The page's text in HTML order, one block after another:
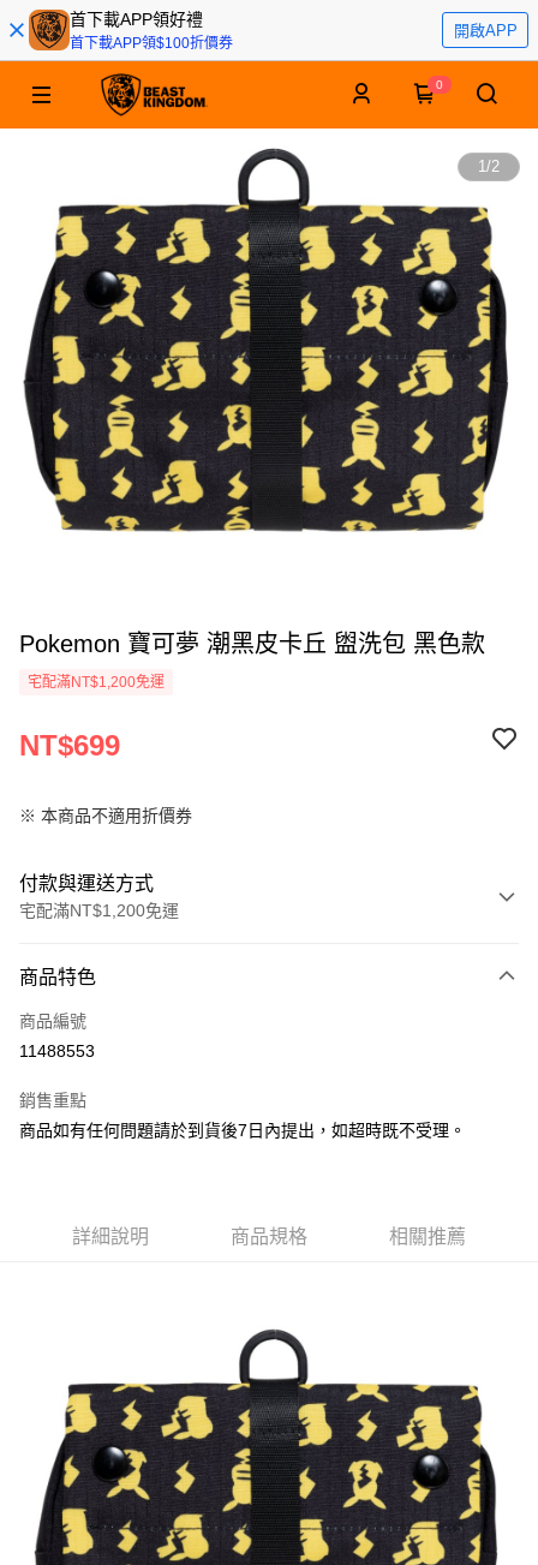
首下載APP領好禮
首下載APP領$100折價券
開啟APP
0
1/2
Pokemon 寶可夢 潮黑皮卡丘 盥洗包 黑色款
宅配滿NT$1,200免運
NT$699
※ 本商品不適用折價券
付款與運送方式
宅配滿NT$1,200免運
信用卡一次付款
LINE Pay
街口支付
1.本服務由台灣大哥大提供，台灣大哥大用戶可立即使用無須另外申請。
2.付款方式選擇「大哥付你分期」，訂單成立後會自動跳轉到大哥付的交易
流程，驗證手機門號後，選擇欲分期的期數、繳款截止日，確認付款後即完
成交易。
3.實際核准額度、可分期數及費用金額請依後續交易確認頁面所載為準。
4.訂單成立30分鐘內，如未前往確認交易或遇審核未通過，訂單將自動取
消。如遇「轉專審核」未通過狀況，表示未達大哥付你分期系統評分，恕無
法說明評估內容。
【繳款方式說明】
相關說明
【關於「AFTEE先享後付」】
AFTEE先享後付是「在收到商品之後才付款」的支付方式。 讓您購物簡單
便利好安心！
１．簡單：不需註冊會員、不需綁卡、不需儲值。
２．便利：只要手機號碼，簡訊認證，即可結帳。
３．安心：先確認商品／服務後，再付款。
ATM付款
運送方式
宅配
商品特色
商品編號
11488553
銷售重點
商品如有任何問題請於到貨後7日內提出，如超時既不受理。
詳細說明 商品規格 相關推薦